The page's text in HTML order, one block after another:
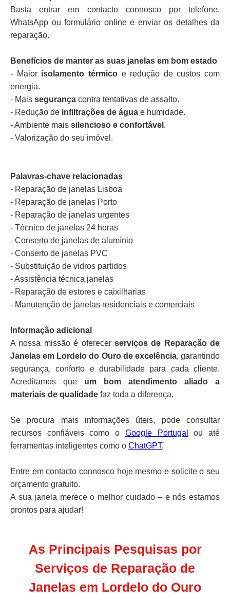
Basta entrar em contacto connosco por telefone,
WhatsApp ou formulário online e enviar os detalhes da
reparação.
Benefícios de manter as suas janelas em bom estado
- Maior isolamento térmicoe redução de custos com
energia.
- Mais segurança contra tentativas de assalto.
- Redução de infiltrações de água e humidade.
- Ambiente mais silencioso e confortável .
- Valorização do seu imóvel.
Palavras-chave relacionadas
- Reparação de janelas Lisboa
- Reparação de janelas Porto
- Reparação de janelas urgentes
- Técnico de janelas 24 horas
- Conserto de janelas de alumínio
- Conserto de janelas PVC
- Substituição de vidros partidos
- Assistência técnica janelas
- Reparação de estores e caixilharias
- Manutenção de janelas residenciais e comerciais
Informação adicional
A nossa missão é oferecer serviços de Reparação de
Janelas em Lordelo do Ouro de excelência, garantindo
segurança, conforto e durabilidade para cada cliente.
Acreditamos que um bom atendimento aliado a
materiais de qualidade faz toda a diferença.
Se procura mais informações úteis, pode consultar
recursos confiáveis como o Google Portugal
ou até
ferramentas inteligentes como o ChatGPT.
Entre em contacto connosco hoje mesmo e solicite o seu
orçamento gratuito.
A sua janela merece o melhor cuidado – e nós estamos
prontos para ajudar!
As Principais Pesquisas por
Serviços de Reparação de
Janelas em Lordelo do Ouro